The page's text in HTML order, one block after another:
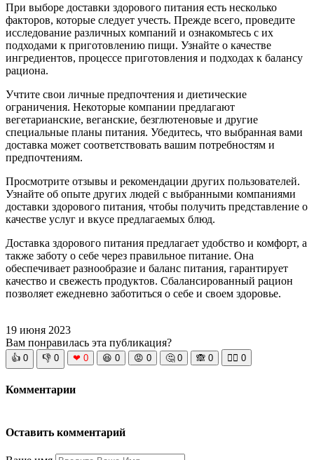
При выборе доставки здорового питания есть несколько
факторов, которые следует учесть. Прежде всего, проведите
исследование различных компаний и ознакомьтесь с их
подходами к приготовлению пищи. Узнайте о качестве
ингредиентов, процессе приготовления и подходах к балансу
рациона.
Учтите свои личные предпочтения и диетические
ограничения. Некоторые компании предлагают
вегетарианские, веганские, безглютеновые и другие
специальные планы питания. Убедитесь, что выбранная вами
доставка может соответствовать вашим потребностям и
предпочтениям.
Просмотрите отзывы и рекомендации других пользователей.
Узнайте об опыте других людей с выбранными компаниями
доставки здорового питания, чтобы получить представление о
качестве услуг и вкусе предлагаемых блюд.
Доставка здорового питания предлагает удобство и комфорт, а
также заботу о себе через правильное питание. Она
обеспечивает разнообразие и баланс питания, гарантирует
качество и свежесть продуктов. Сбалансированный рацион
позволяет ежедневно заботиться о себе и своем здоровье.
19 июня 2023
Вам понравилась эта публикация?
👍 0 👎 0 ❤ 0 😆 0 😡 0 🤔 0 🙈 0 🧘‍♀️ 0
Комментарии
Оставить комментарий